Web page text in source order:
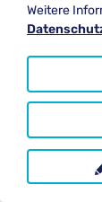
aus
ihre
Weitere